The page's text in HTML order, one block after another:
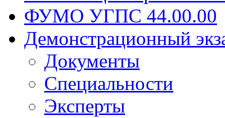
ФУМО УГПС 44.00.00
Демонстрационный
Документы
Специальности
Эксперты